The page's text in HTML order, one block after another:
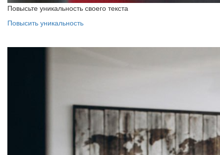
Повысьте уникальность своего текста
Повысить уникальность